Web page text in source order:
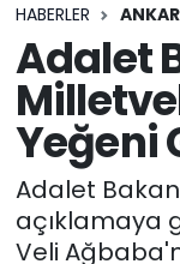
HABERLER
Adalet
Yeğeni
Adalet
açıklamaya
Veli
Süper Lig
Tüm
Son
Haber